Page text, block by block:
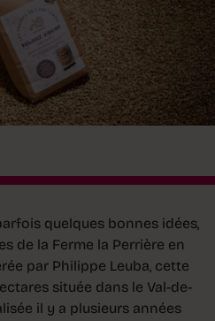
quelques bonnes idées,
de la Ferme la Perrière en
par Philippe Leuba, cette
située dans le Val-de-
il y a plusieurs années